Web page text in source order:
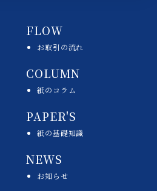
FLOW
お取引の流れ
COLUMN
紙のコラム
PAPER'S
紙の基礎知識
NEWS
お知らせ